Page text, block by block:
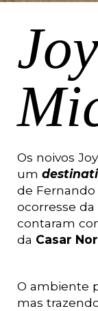
Os noivos
um
de
ocorresse
contaram
da Casar
O ambiente
mas